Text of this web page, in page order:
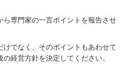
専門家の一言ポイントを報告させ
でなく、そのポイントもあわせて
経営方針を決定してください。